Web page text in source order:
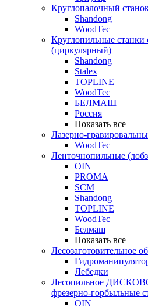
Круглопалочный
Shandong
WoodTec
Круглопильные станки
(циркулярный)
Shandong
Stalex
TOPLINE
WoodTec
БЕЛМАШ
Россия
Показать все
Лазерно-
WoodTec
Ленточнопильные
OIN
PROMA
SCM
Shandong
TOPLINE
WoodTec
Белмаш
Показать все
Лесозаготовительное
Лебедки
Лесопильное
фрезерно-горбыльные
OIN